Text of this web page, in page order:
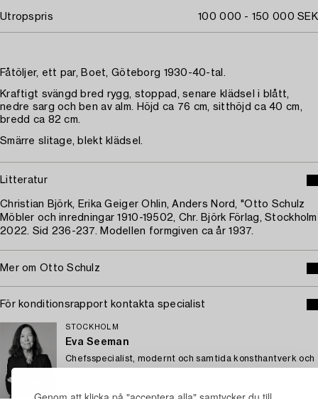
Utropspris 100 000 - 150 000 SEK
Fåtöljer, ett par, Boet, Göteborg 1930-40-tal.
Kraftigt svängd bred rygg, stoppad, senare klädsel i blått,
nedre sarg och ben av alm. Höjd ca 76 cm, sitthöjd ca 40 cm,
bredd ca 82 cm.
Smärre slitage, blekt klädsel.
Litteratur
Christian Björk, Erika Geiger Ohlin, Anders Nord, "Otto Schulz
Möbler och inredningar 1910-19502, Chr. Björk Förlag, Stockholm
2022. Sid 236-237. Modellen formgiven ca år 1937.
Mer om Otto Schulz
För konditionsrapport kontakta specialist
STOCKHOLM
Eva Seeman
Chefsspecialist, modernt och samtida konsthantverk och